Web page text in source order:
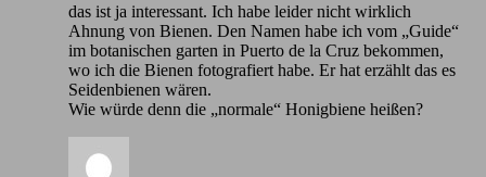
das ist ja interessant. Ich habe leider nicht wirklich
Ahnung von Bienen. Den Namen habe ich vom „Guide“
im botanischen garten in Puerto de la Cruz bekommen,
wo ich die Bienen fotografiert habe. Er hat erzählt das es
Seidenbienen wären.
Wie würde denn die „normale“ Honigbiene heißen?